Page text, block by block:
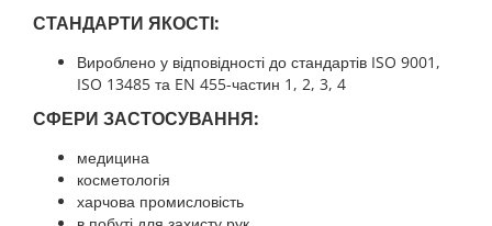
СТАНДАРТИ ЯКОСТІ:
Вироблено у відповідності до стандартів ISO 9001,
ISO 13485 та EN 455-частин 1, 2, 3, 4
СФЕРИ ЗАСТОСУВАННЯ:
медицина
косметологія
харчова промисловість